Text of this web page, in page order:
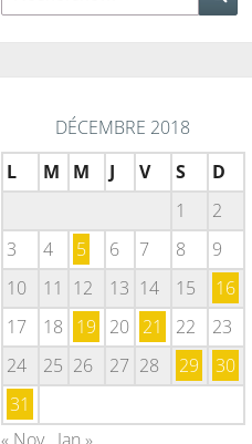
DÉCEMBRE 2018
L
M M J V S
D
1
2
3
4 5 6 7 8
9
10
11 12 13 14 15
16
17
18 19 20 21 22
23
24
25 26 27 28 29
30
31